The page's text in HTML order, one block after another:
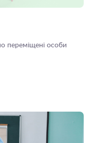
переміщені особи